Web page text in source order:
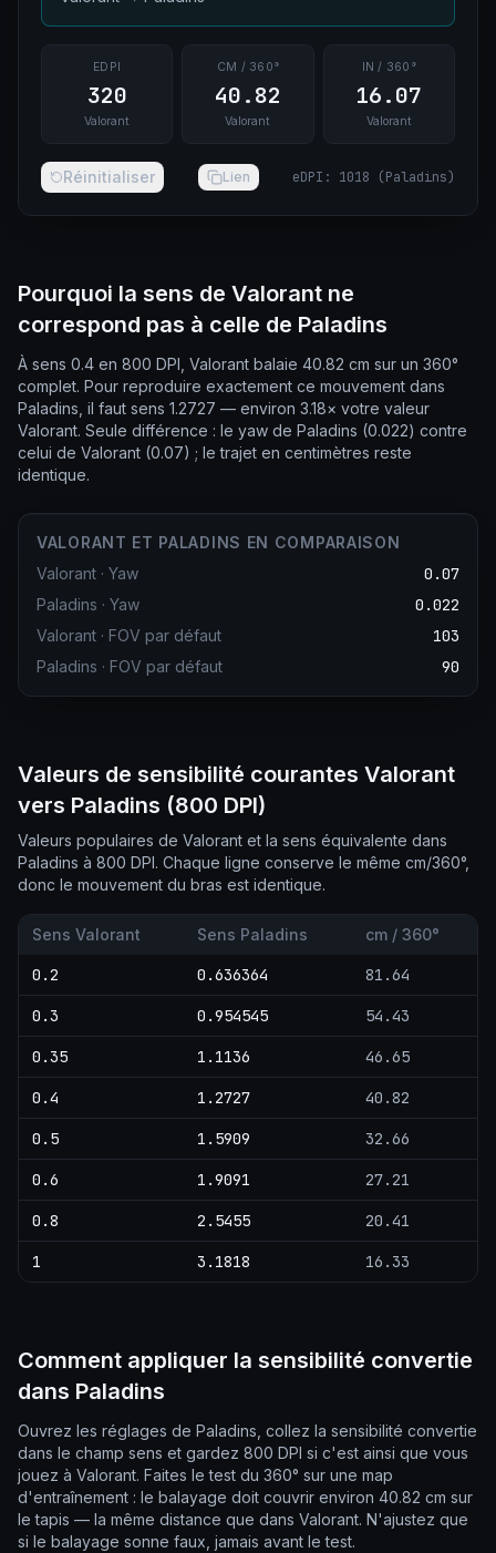
EDPI
320
Valorant
CM / 360°
40.82
Valorant
IN / 360°
16.07
Valorant
Réinitialiser Lien eDPI : 1018 (Paladins)
Pourquoi la sens de Valorant ne
correspond pas à celle de Paladins
À sens 0.4 en 800 DPI, Valorant balaie 40.82 cm sur un 360°
complet. Pour reproduire exactement ce mouvement dans
Paladins, il faut sens 1.2727 — environ 3.18× votre valeur
Valorant. Seule différence : le yaw de Paladins (0.022) contre
celui de Valorant (0.07) ; le trajet en centimètres reste
identique.
VALORANT ET PALADINS EN COMPARAISON
Valorant · Yaw 0.07
Paladins · Yaw 0.022
Valorant · FOV par défaut 103
Paladins · FOV par défaut 90
Valeurs de sensibilité courantes Valorant
vers Paladins (800 DPI)
Valeurs populaires de Valorant et la sens équivalente dans
Paladins à 800 DPI. Chaque ligne conserve le même cm/360°,
donc le mouvement du bras est identique.
Sens Valorant Sens Paladins cm / 360°
0.2 0.636364 81.64
0.3 0.954545 54.43
0.35 1.1136 46.65
0.4 1.2727 40.82
0.5 1.5909 32.66
0.6 1.9091 27.21
0.8 2.5455 20.41
1 3.1818 16.33
Comment appliquer la sensibilité convertie
dans Paladins
Ouvrez les réglages de Paladins, collez la sensibilité convertie
dans le champ sens et gardez 800 DPI si c'est ainsi que vous
jouez à Valorant. Faites le test du 360° sur une map
d'entraînement : le balayage doit couvrir environ 40.82 cm sur
le tapis — la même distance que dans Valorant. N'ajustez que
si le balayage sonne faux, jamais avant le test.